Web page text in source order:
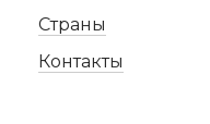
Страны
Контакты